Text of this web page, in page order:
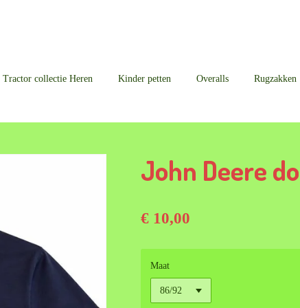
Tractor collectie Heren Kinder petten Overalls Rugzakken
John Deere
€ 10,00
Maat